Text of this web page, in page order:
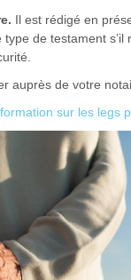
Il est rédigé en
de testament
auprès de votre
sur les legs